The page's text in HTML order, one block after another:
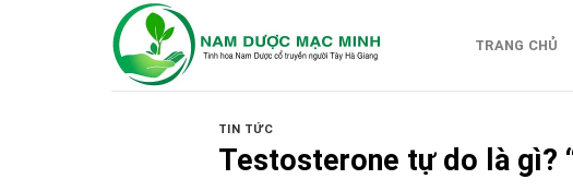
TRANG CHỦ
TIN TỨC
Testosterone tự do là gì?